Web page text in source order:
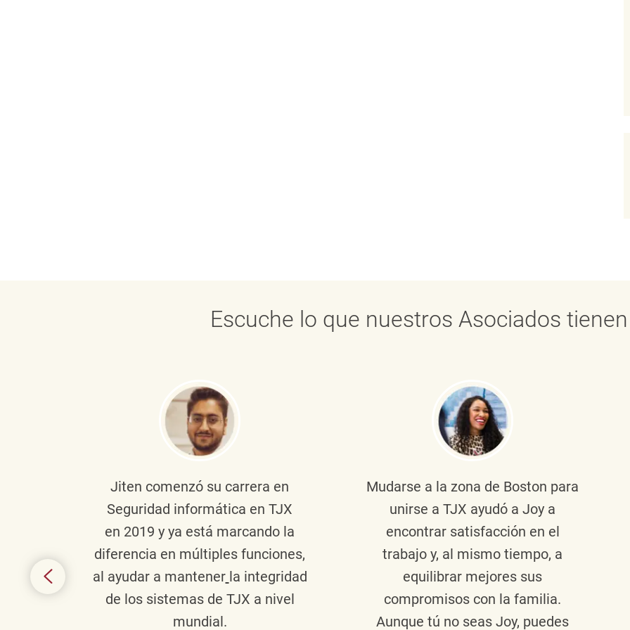
Escuche lo que nuestros Asociados
Jiten comenzó su carrera en
Seguridad informática en TJX
en 2019 y ya está marcando la
diferencia en múltiples funciones,
al ayudar a mantener la integridad
de los sistemas de TJX a nivel
mundial.
Mudarse a la zona de Boston para
unirse a TJX ayudó a Joy a
encontrar satisfacción en el
trabajo y, al mismo tiempo, a
equilibrar mejores sus
compromisos con la familia.
Aunque tú no seas Joy, puedes